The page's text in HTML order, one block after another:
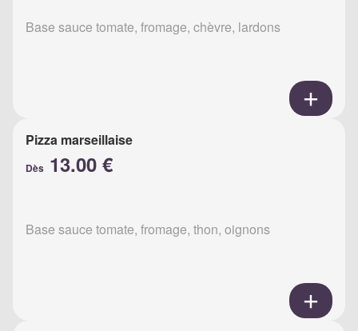
Base sauce tomate, fromage, chèvre, lardons
Pizza marseillaise
Dès 13.00 €
Base sauce tomate, fromage, thon, oignons